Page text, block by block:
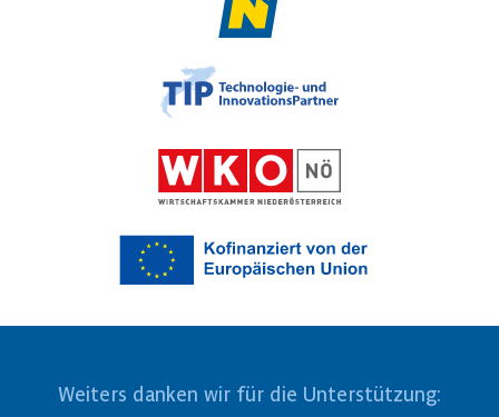
Weiters danken wir für die Unterstützung: